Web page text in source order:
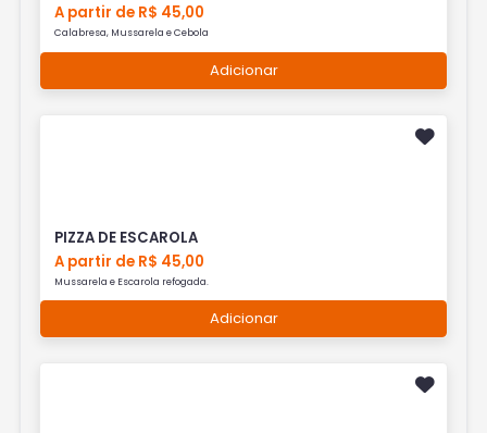
A partir de R$ 45,00
Calabresa, Mussarela e Cebola
Adicionar
PIZZA DE ESCAROLA
A partir de R$ 45,00
Mussarela e Escarola refogada.
Adicionar